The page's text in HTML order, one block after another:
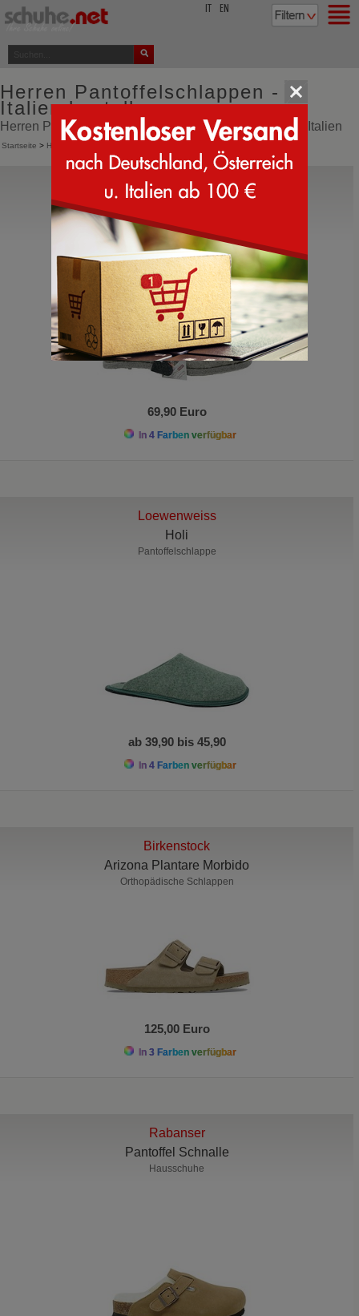
EN
Herren Pantoffelschlappen -
Italien bestellen
Herren Pantoffelschlappen online bestellen direkt aus Italien
Startseite > Herren
Orthopant
Hausschuhe
69,90 Euro
In 4 Farben verfügbar
Loewenweiss
Holi
Pantoffelschlappe
ab 39,90 bis 45,90
In 4 Farben verfügbar
Birkenstock
Arizona Plantare Morbido
Orthopädische Schlappen
125,00 Euro
In 3 Farben verfügbar
Rabanser
Pantoffel Schnalle
Hausschuhe